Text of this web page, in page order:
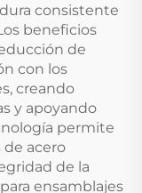
consistente
beneficios
de
con los
creando
y apoyando
permite
de acero
de la
ensamblajes